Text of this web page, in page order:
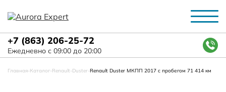
+7 (863) 206-25-72
Ежедневно с 09:00 до 20:00
Главная-Каталог-Renault-Duster-Renault Duster МКПП 2017 с пробегом 71 414 км